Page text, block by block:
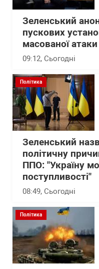
Зеленський
пускових
масованої
09:12, Сьогодні
Політика
Зеленський
політичну
ППО: "Україну
поступливості"
08:49, Сьогодні
Політика